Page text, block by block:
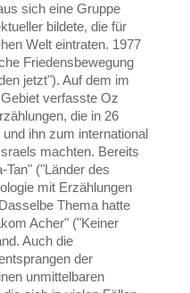
sich eine Gruppe
bildete, die für
Welt eintraten. 1977
Friedensbewegung
jetzt"). Auf dem im
verfasste Oz
die in 26
ihn zum international
machten. Bereits
Tan" ("Länder des
mit Erzählungen
Thema hatte
Acher" ("Keiner
Auch die
der
unmittelbaren